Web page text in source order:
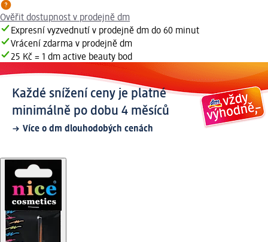
Ověřit dostupnost v prodejně dm
Expresní vyzvednutí v prodejně dm do 60 minut
Vrácení zdarma v prodejně dm
25 Kč = 1 dm active beauty bod
Každé snížení ceny je platné
minimálně po dobu 4 měsíců
Více o dm dlouhodobých cenách